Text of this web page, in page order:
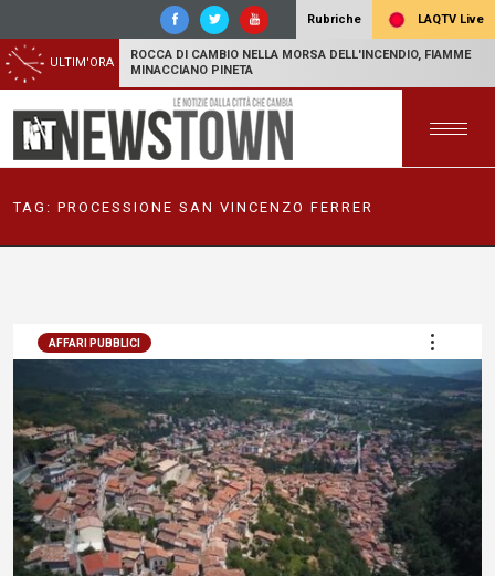
Rubriche LAQTV Live
ULTIM'ORA
ROCCA DI CAMBIO NELLA MORSA DELL'INCENDIO, FIAMME
MINACCIANO PINETA
TAG: PROCESSIONE SAN VINCENZO FERRER
AFFARI PUBBLICI